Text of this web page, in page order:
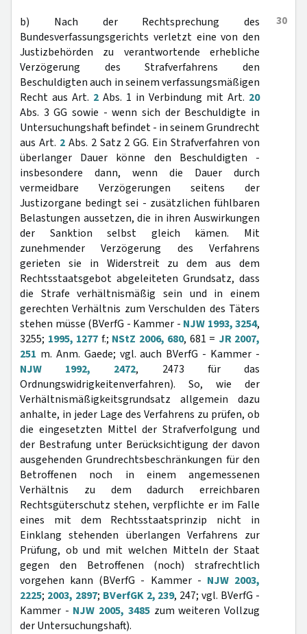
30
b) Nach der Rechtsprechung des
Bundesverfassungsgerichts verletzt eine von den
Justizbehörden zu verantwortende erhebliche
Verzögerung des Strafverfahrens den
Beschuldigten auch in seinem verfassungsmäßigen
Recht aus Art. 2 Abs. 1 in Verbindung mit Art. 20
Abs. 3 GG sowie - wenn sich der Beschuldigte in
Untersuchungshaft befindet - in seinem Grundrecht
aus Art. 2Abs. 2 Satz 2 GG. Ein Strafverfahren von
überlanger Dauer könne den Beschuldigten -
insbesondere dann, wenn die Dauer durch
vermeidbare Verzögerungen seitens der
Justizorgane bedingt sei - zusätzlichen fühlbaren
Belastungen aussetzen, die in ihren Auswirkungen
der Sanktion selbst gleich kämen. Mit
zunehmender Verzögerung des Verfahrens
gerieten sie in Widerstreit zu dem aus dem
Rechtsstaatsgebot abgeleiteten Grundsatz, dass
die Strafe verhältnismäßig sein und in einem
gerechten Verhältnis zum Verschulden des Täters
stehen müsse (BVerfG - Kammer - NJW 1993, 3254,
3255; 1995, 1277 f.; NStZ 2006, 680, 681 = JR 2007,
251 m. Anm. Gaede; vgl. auch BVerfG - Kammer -
NJW 1992, 2472, 2473 für das
Ordnungswidrigkeitenverfahren). So, wie der
Verhältnismäßigkeitsgrundsatz allgemein dazu
anhalte, in jeder Lage des Verfahrens zu prüfen, ob
die eingesetzten Mittel der Strafverfolgung und
der Bestrafung unter Berücksichtigung der davon
ausgehenden Grundrechtsbeschränkungen für den
Betroffenen noch in einem angemessenen
Verhältnis zu dem dadurch erreichbaren
Rechtsgüterschutz stehen, verpflichte er im Falle
eines mit dem Rechtsstaatsprinzip nicht in
Einklang stehenden überlangen Verfahrens zur
Prüfung, ob und mit welchen Mitteln der Staat
gegen den Betroffenen (noch) strafrechtlich
vorgehen kann (BVerfG - Kammer - NJW 2003,
2225; 2003, 2897; BVerfGK 2, 239, 247; vgl. BVerfG -
Kammer - NJW 2005, 3485zum weiteren Vollzug
der Untersuchungshaft).